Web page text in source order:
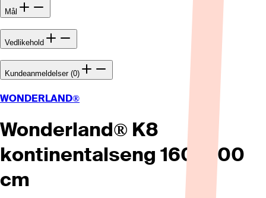
Mål
Vedlikehold
Kundeanmeldelser (0)
WONDERLAND®
Wonderland® K8
kontinentalseng 160x200
cm